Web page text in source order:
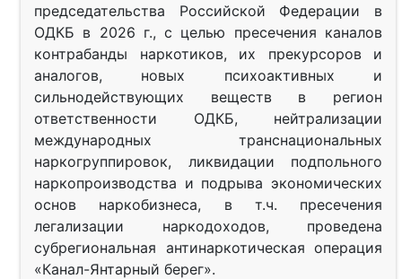
председательства Российской Федерации в
ОДКБ в 2026 г., с целью пресечения каналов
контрабанды наркотиков, их прекурсоров и
аналогов, новых психоактивных и
сильнодействующих веществ в регион
ответственности ОДКБ, нейтрализации
международных транснациональных
наркогруппировок, ликвидации подпольного
наркопроизводства и подрыва экономических
основ наркобизнеса, в т.ч. пресечения
легализации наркодоходов, проведена
субрегиональная антинаркотическая операция
«Канал-Янтарный берег».